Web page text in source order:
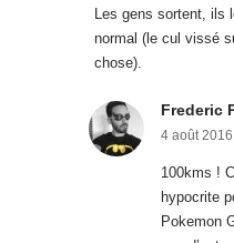
hypocrite
Pokemon
jeu de
endroit à